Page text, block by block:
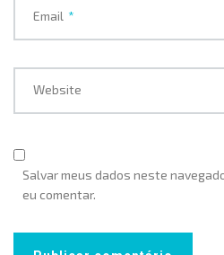
Email *
Website
Salvar meus dados neste
eu comentar.